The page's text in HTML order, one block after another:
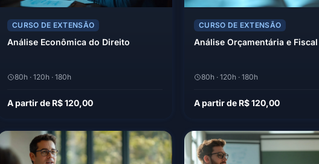
CURSO DE EXTENSÃO
Análise Econômica do Direito
80h · 120h · 180h
A partir de R$ 120,00
CURSO DE EXTENSÃO
Análise Orçamentária e Fiscal
80h · 120h · 180h
A partir de R$ 120,00